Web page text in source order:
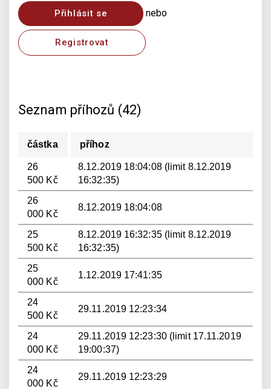
Přihlásit se nebo
Registrovat
Seznam příhozů (42)
částka příhoz
26
500 Kč
8.12.2019 18:04:08 (limit 8.12.2019
16:32:35)
26
000 Kč
8.12.2019 18:04:08
25
500 Kč
8.12.2019 16:32:35 (limit 8.12.2019
16:32:35)
25
000 Kč
1.12.2019 17:41:35
24
500 Kč
29.11.2019 12:23:34
24
000 Kč
29.11.2019 12:23:30 (limit 17.11.2019
19:00:37)
24
000 Kč
29.11.2019 12:23:29